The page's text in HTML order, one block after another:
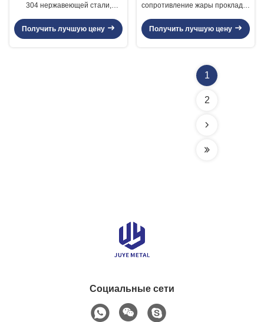
304 нержавеющей стали,
стальная
Получить лучшую цену
сопротивление жары прокладок
края 304 хорошее
Получить лучшую цену
1
2
Социальные сети